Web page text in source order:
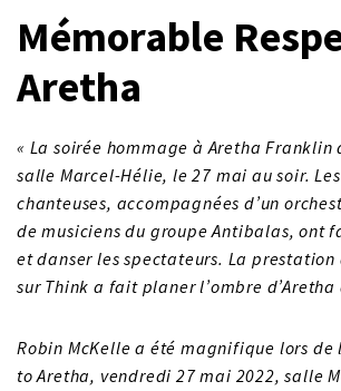
Mémorable
Aretha
« La soirée hommage à Aretha Franklin
salle Marcel-Hélie, le 27 mai au soir.
chanteuses, accompagnées d’un
de musiciens du groupe Antibalas, ont
et danser les spectateurs. La prestation
sur Think a fait planer l’ombre
Robin McKelle a été magnifique lors de
to Aretha, vendredi 27 mai 2022, salle